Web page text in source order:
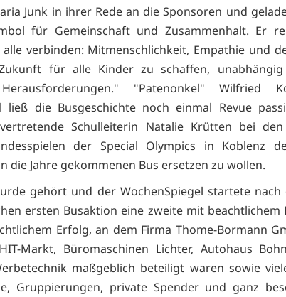
Junk in ihrer Rede an die Sponsoren und
für Gemeinschaft und Zusammenhalt. Er
verbinden: Mitmenschlichkeit, Empathie und
für alle Kinder zu schaffen,
"Patenonkel" Wilfried
ließ die Busgeschichte noch einmal Revue
Schulleiterin Natalie Krütten bei
der Special Olympics in Koblenz
die Jahre gekommenen Bus ersetzen zu wollen.
gehört und der WochenSpiegel startete nach
ersten Busaktion eine zweite mit beachtlichem
Erfolg, an dem Firma Thome-Bormann
Markt, Büromaschinen Lichter, Autohaus
maßgeblich beteiligt waren sowie
Gruppierungen, private Spender und ganz